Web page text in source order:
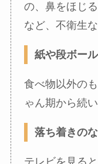
の、鼻をほじ
など、不衛生
紙や段ボー
食べ物以外の
ゃん期から続
落ち着きの
テレビを見る